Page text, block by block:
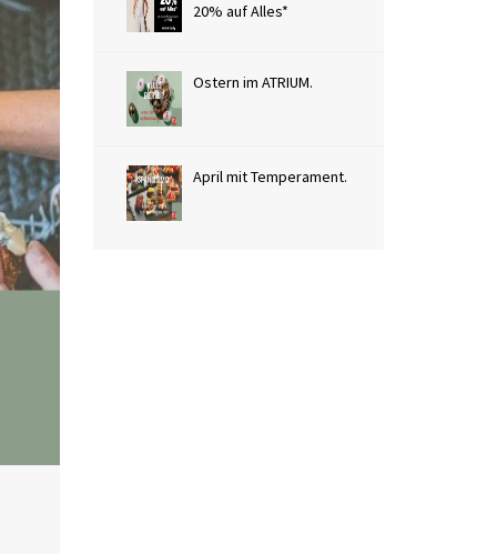
20% auf Alles*
Ostern im ATRIUM.
April mit Temperament.